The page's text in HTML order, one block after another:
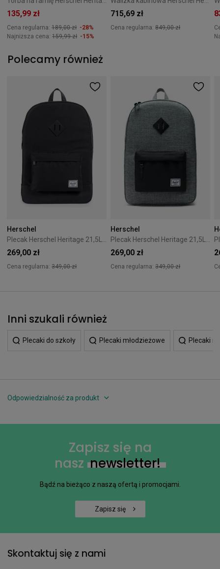
135,99 zł
Cena regularna: 189,00 zł -28%
Najniższa cena: 159,99 zł -15%
715,69 zł
Cena regularna: 849,00 zł
Polecamy również
Herschel
269,00 zł
Cena regularna: 349,00 zł
Herschel
269,00 zł
Cena regularna: 349,00 zł
Inni szukali również
Plecaki do szkoły Plecaki młodzieżowe Plecaki
Odpowiedzialność za produkt
Zapisz się na
nasz newsletter!
Bądź na bieżąco z naszą ofertą i promocjami.
Zapisz się
Skontaktuj się z nami